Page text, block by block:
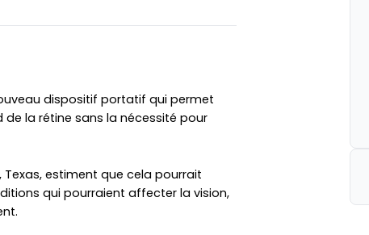
dispositif portatif qui permet
la rétine sans la nécessité pour
Texas, estiment que cela pourrait
qui pourraient affecter la vision,